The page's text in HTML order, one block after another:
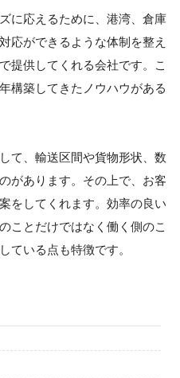
に応えるために、港湾、倉庫
応ができるような体制を整え
提供してくれる会社です。こ
構築してきたノウハウがある
て、輸送区間や貨物形状、数
があります。その上で、お客
をしてくれます。効率の良い
ことだけではなく働く側のこ
ている点も特徴です。